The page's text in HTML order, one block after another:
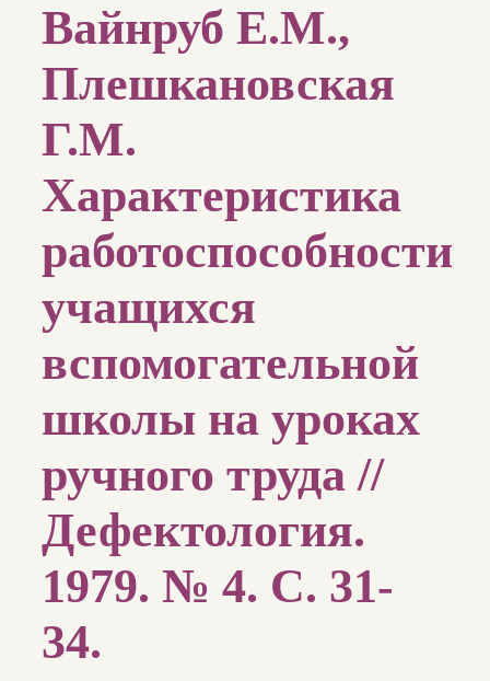
Вайнруб Е.М.,
Плешкановская
Г.М.
Характеристика
работоспособности
учащихся
вспомогательной
школы на уроках
ручного труда //
Дефектология.
1979. № 4. С. 31-
34.